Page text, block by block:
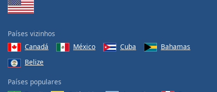
Países vizinhos
Canadá
México Cuba
Bahamas
Belize
Países populares